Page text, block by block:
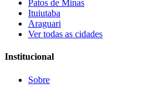
Patos de Minas
Ituiutaba
Araguari
Ver todas as cidades
Institucional
Sobre